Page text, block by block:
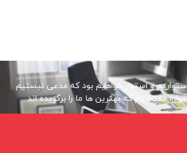
و استوار خواهیم بود که مدعی نیستیم
مفتخریم که بهترین ها ما را برگزیده اند